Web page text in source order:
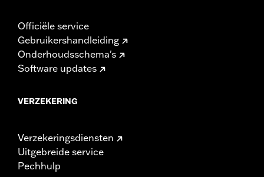
Officiële service
Gebruikershandleiding
Onderhoudsschema's
Software updates
VERZEKERING
Verzekeringsdiensten
Uitgebreide service
Pechhulp